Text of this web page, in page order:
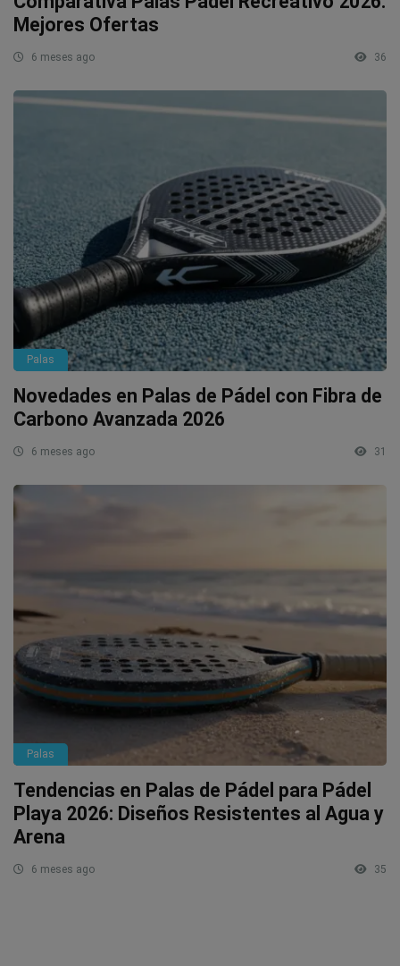
Mejores Ofertas
6 meses ago 36
Palas
Novedades en Palas de Pádel con Fibra de
Carbono Avanzada 2026
6 meses ago 31
Palas
Tendencias en Palas de Pádel para Pádel
Playa 2026: Diseños Resistentes al Agua y
Arena
6 meses ago 35